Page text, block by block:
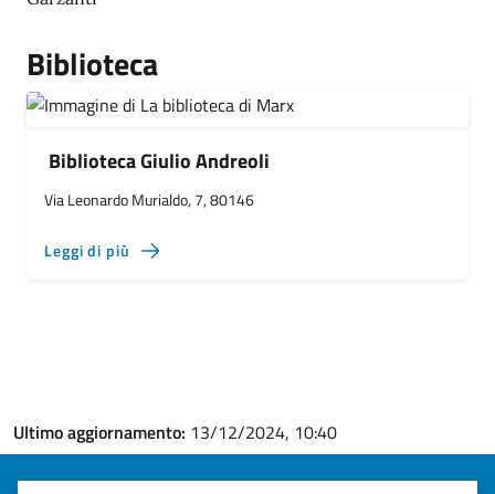
Biblioteca
Biblioteca Giulio Andreoli
Via Leonardo Murialdo, 7, 80146
Leggi di più
Ultimo aggiornamento: 13/12/2024, 10:40